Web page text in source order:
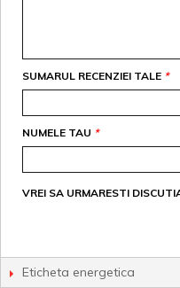
*
SUMARUL RECENZIEI TALE
*
NUMELE TAU
VREI SA URMARESTI
Eticheta energetica